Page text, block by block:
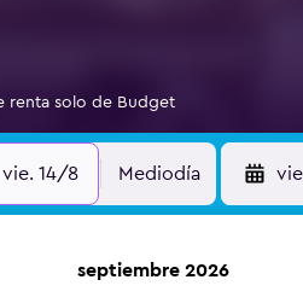
renta solo de Budget
vie. 14/8 Mediodía
septiembre 2026